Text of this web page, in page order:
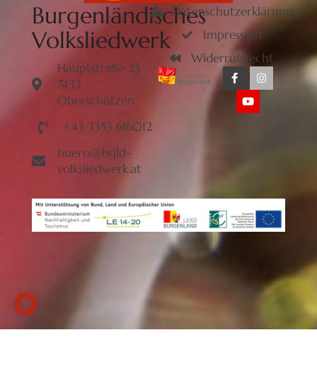
Burgenländisches
Volksliedwerk
Hauptstraße 25
7432
Oberschützen
+43 3353 616012
buero@bgld-
volksliedwerk.at
Datenschutzerklärung
Impressum
Widerrufsrecht